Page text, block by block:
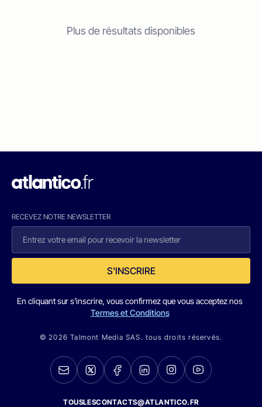
Plus de résultats disponibles
RECEVEZ NOTRE NEWSLETTER
S'INSCRIRE
En cliquant sur s'inscrire, vous confirmez que vous acceptez nos
Termes et Conditions
© 2026 Talmont Media SAS. tous droits réservés.
TOUSLESCONTACTS@ATLANTICO.FR